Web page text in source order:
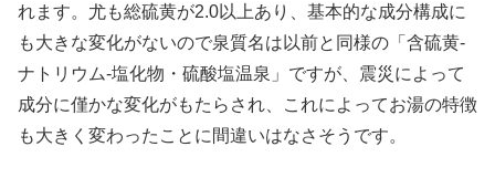
れます。尤も総硫黄が2.0以上あり、基本的な成分構成に
も大きな変化がないので泉質名は以前と同様の「含硫黄-
ナトリウム-塩化物・硫酸塩温泉」ですが、震災によって
成分に僅かな変化がもたらされ、これによってお湯の特徴
も大きく変わったことに間違いはなさそうです。